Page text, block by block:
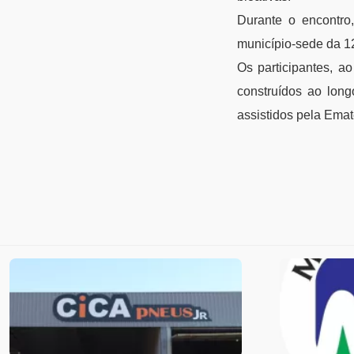
Durante o
município-sede da
Os participantes,
construídos ao
assistidos pela